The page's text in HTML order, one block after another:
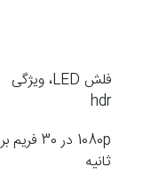
فلش LED، ویژگی
hdr
1080p در 30 فریم بر
ثانیه